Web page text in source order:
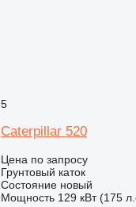
5
Caterpillar 520
Цена по запросу
Грунтовый каток
Состояниеновый
Мощность 129 кВт (175